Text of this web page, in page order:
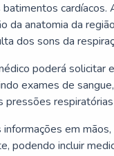
da anatomia da
dos sons da
poderá solicitar
exames de
pressões
informações em
podendo incluir